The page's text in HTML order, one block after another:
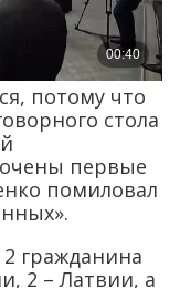
потому что
стола
первые
помиловал
гражданина
2 – Латвии, а